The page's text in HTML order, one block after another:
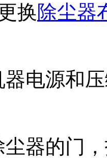
换除尘器
电源和压
的门，